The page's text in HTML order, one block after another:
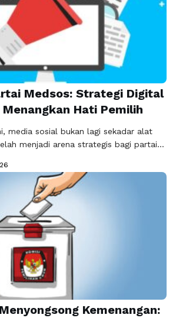
Medsos: Strategi Digital
Hati Pemilih
media sosial bukan lagi sekadar alat
menjadi arena strategis bagi partai
masyarakat. Kampanye partai
kebutuhan utama bagi setiap partai
dan unggul di dunia politik.
tepat, partai dapat menjangkau …
Kemenangan: